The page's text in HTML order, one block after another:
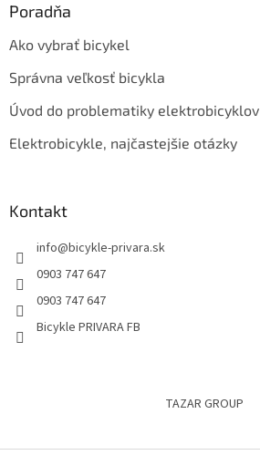
Poradňa
Ako vybrať bicykel
Správna veľkosť bicykla
Úvod do problematiky elektrobicyklov
Elektrobicykle, najčastejšie otázky
Kontakt
info@bicykle-privara.sk
0903 747 647
0903 747 647
Bicykle PRIVARA FB
TAZAR GROUP